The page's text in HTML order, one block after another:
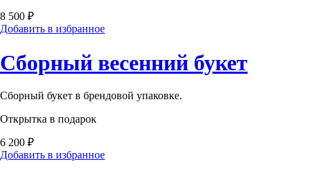
8 500 ₽
Добавить в избранное
Сборный весенний букет
Сборный букет в брендовой упаковке.
Открытка в подарок
6 200 ₽
Добавить в избранное